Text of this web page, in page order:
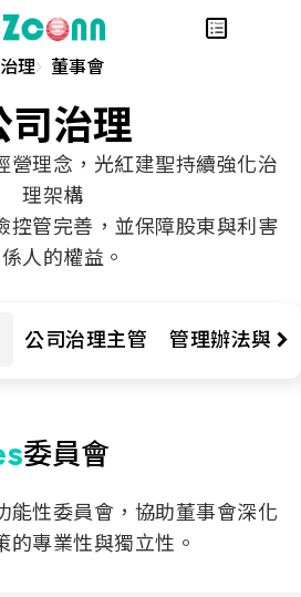
TW
Towards A New
理 董事會
司治理
營理念，光紅建聖持續強化治
理架構
控管完善，並保障股東與利害
人的權益。
公司治理主管 管理辦法與公
委員會
能性委員會，協助董事會深化
的專業性與獨立性。